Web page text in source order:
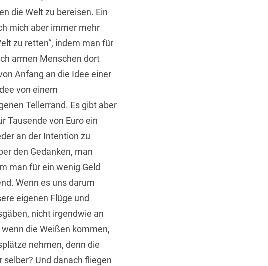
die Welt zu bereisen. Ein
mich aber immer mehr
zu retten“, indem man für
armen Menschen dort
Anfang an die Idee einer
von einem
Tellerrand. Es gibt aber
Tausende von Euro ein
an der Intention zu
den Gedanken, man
man für ein wenig Geld
Wenn es uns darum
eigenen Flüge und
nicht irgendwie an
die Weißen kommen,
nehmen, denn die
Und danach fliegen